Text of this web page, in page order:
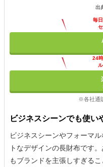
出
毎
24
※各社通
ビジネスシーンでも使い
ビジネスシーンやフォーマ
トなデザインの長財布です
もブランドを主張しすぎるこ